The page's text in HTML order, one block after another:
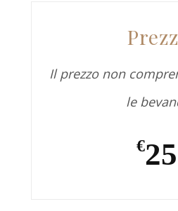
Il prezzo non
le
€25